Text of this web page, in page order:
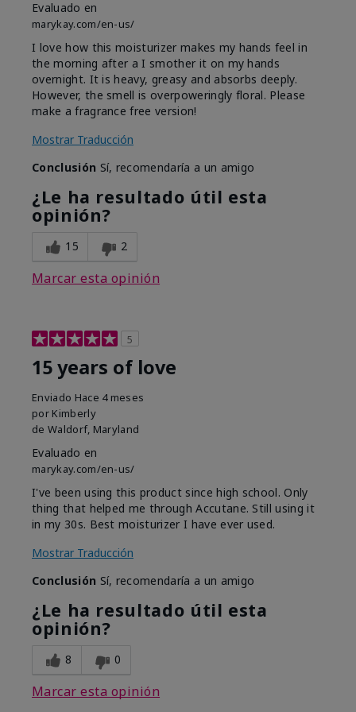
Evaluado en
marykay.com/en-us/
I love how this moisturizer makes my hands feel in
the morning after a I smother it on my hands
overnight. It is heavy, greasy and absorbs deeply.
However, the smell is overpoweringly floral. Please
make a fragrance free version!
Mostrar Traducción
Conclusión Sí, recomendaría a un amigo
¿Le ha resultado útil esta
opinión?
15 2
Marcar esta opinión
5
15 years of love
Enviado Hace 4 meses
por Kimberly
de Waldorf, Maryland
Evaluado en
marykay.com/en-us/
I've been using this product since high school. Only
thing that helped me through Accutane. Still using it
in my 30s. Best moisturizer I have ever used.
Mostrar Traducción
Conclusión Sí, recomendaría a un amigo
¿Le ha resultado útil esta
opinión?
8 0
Marcar esta opinión